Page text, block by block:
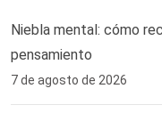
Niebla mental: cómo
pensamiento
7 de agosto de 2026